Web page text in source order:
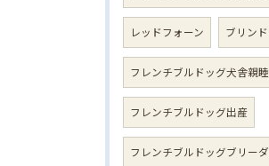
レッドフォーン ブリン
フレンチブルドッグ犬舎親
フレンチブルドッグ出産
フレンチブルドッグブリー